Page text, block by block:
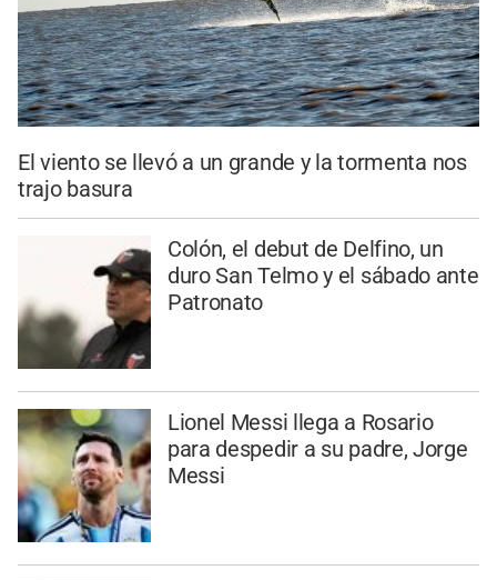
El viento se llevó a un grande y la tormenta nos
trajo basura
Colón, el debut de Delfino, un
duro San Telmo y el sábado ante
Patronato
Lionel Messi llega a Rosario
para despedir a su padre, Jorge
Messi